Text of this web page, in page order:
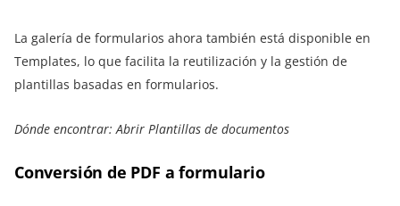
La galería de formularios ahora también está disponible en
Templates, lo que facilita la reutilización y la gestión de
plantillas basadas en formularios.
Dónde encontrar: Abrir Plantillas de documentos
Conversión de PDF a formulario